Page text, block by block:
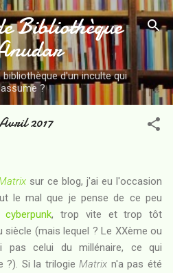
contenu principal
Bibliothèque
d'un inculte qui
?
2017
sur ce blog, j'ai eu l'occasion
le mal que je pense de ce peu
cyberpunk, trop vite et trop tôt
siècle (mais lequel ? Le XXème ou
pas celui du millénaire, ce qui
?). Si la trilogieMatrix n'a pas été